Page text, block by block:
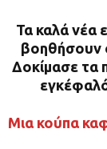
Τα καλά νέα
βοηθήσουν
Δοκίμασε τα
Μια κούπα